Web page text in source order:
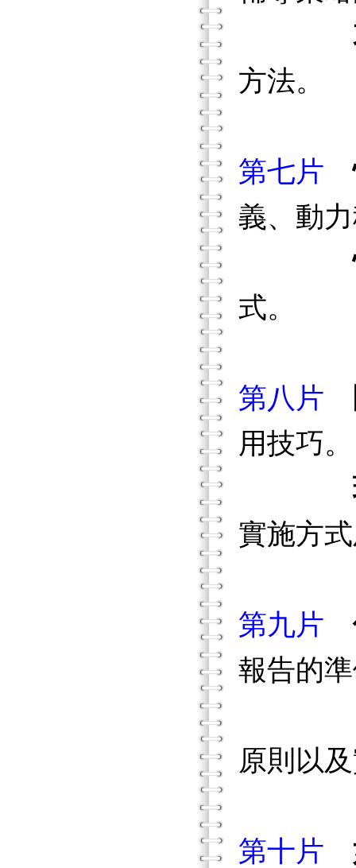
方法。
第七片
義、動
式。
第八片
用技巧。
實施方
第九片
報告的
原則以
第十片